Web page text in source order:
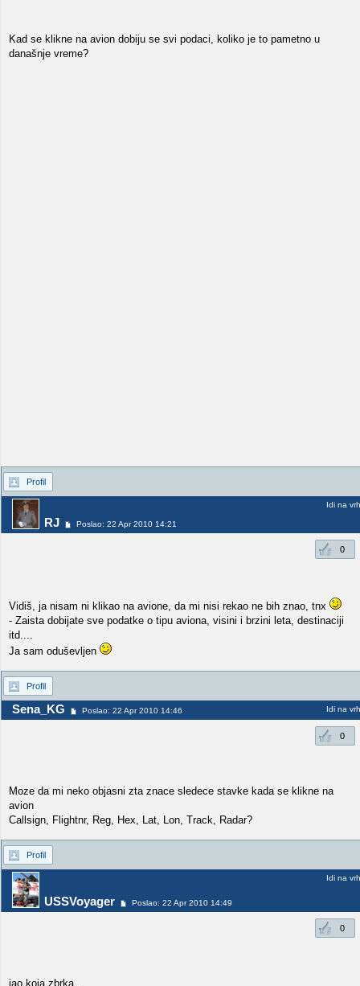
Kad se klikne na avion dobiju se svi podaci, koliko je to pametno u
današnje vreme?
Profil
RJ Poslao: 22 Apr 2010 14:21
Idi na vrh
0
Vidiš, ja nisam ni klikao na avione, da mi nisi rekao ne bih znao, tnx
- Zaista dobijate sve podatke o tipu aviona, visini i brzini leta, destinaciji
itd....
Ja sam oduševljen
Profil
Sena_KG Poslao: 22 Apr 2010 14:46 Idi na vrh
0
Moze da mi neko objasni zta znace sledece stavke kada se klikne na
avion
Callsign, Flightnr, Reg, Hex, Lat, Lon, Track, Radar?
Profil
USSVoyager Poslao: 22 Apr 2010 14:49
Idi na vrh
0
jao koja zbrka..